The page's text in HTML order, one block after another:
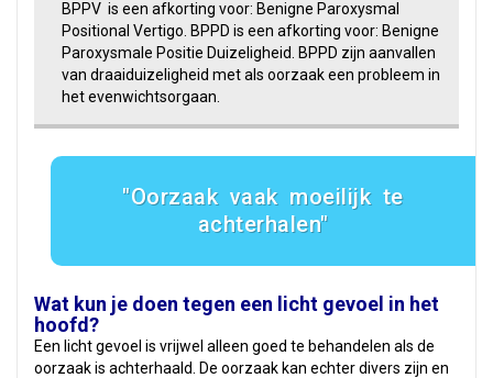
BPPV is een afkorting voor: Benigne Paroxysmal
Positional Vertigo. BPPD is een afkorting voor: Benigne
Paroxysmale Positie Duizeligheid. BPPD zijn aanvallen
van draaiduizeligheid met als oorzaak een probleem in
het evenwichtsorgaan.
Oorzaak vaak moeilijk te
achterhalen
Wat kun je doen tegen een licht gevoel in het
hoofd?
Een licht gevoel is vrijwel alleen goed te behandelen als de
oorzaak is achterhaald. De oorzaak kan echter divers zijn en